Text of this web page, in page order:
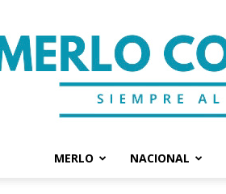
MERLO NACIONAL